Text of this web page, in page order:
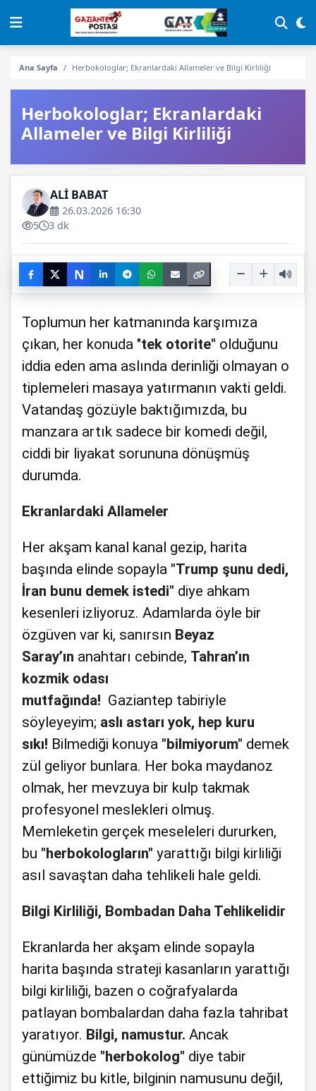
Ana Sayfa Herbokologlar; Ekranlardaki Allameler ve Bilgi Kirliliği
Herbokologlar; Ekranlardaki
Allameler ve Bilgi Kirliliği
ALİ BABAT
26.03.2026 16:30
5
3 dk
N
Toplumun her katmanında karşımıza
çıkan, her konuda "tek otorite" olduğunu
iddia eden ama aslında derinliği olmayan o
tiplemeleri masaya yatırmanın vakti geldi.
Vatandaş gözüyle baktığımızda, bu
manzara artık sadece bir komedi değil,
ciddi bir liyakat sorununa dönüşmüş
durumda.
Ekranlardaki Allameler
Her akşam kanal kanal gezip, harita
başında elinde sopayla "Trump şunu dedi,
İran bunu demek istedi" diye ahkam
kesenleri izliyoruz. Adamlarda öyle bir
özgüven var ki, sanırsın Beyaz
Saray’ın anahtarı cebinde, Tahran’ın
kozmik odası
mutfağında! Gaziantep tabiriyle
söyleyeyim; aslı astarı yok, hep kuru
sıkı! Bilmediği konuya "bilmiyorum" demek
zül geliyor bunlara. Her boka maydanoz
olmak, her mevzuya bir kulp takmak
profesyonel meslekleri olmuş.
Memleketin gerçek meseleleri dururken,
bu "herbokologların" yarattığı bilgi kirliliği
asıl savaştan daha tehlikeli hale geldi.
Bilgi Kirliliği, Bombadan Daha Tehlikelidir
Ekranlarda her akşam elinde sopayla
harita başında strateji kasanların yarattığı
bilgi kirliliği, bazen o coğrafyalarda
patlayan bombalardan daha fazla tahribat
yaratıyor. Bilgi, namustur. Ancak
günümüzde "herbokolog" diye tabir
ettiğimiz bu kitle, bilginin namusunu değil,